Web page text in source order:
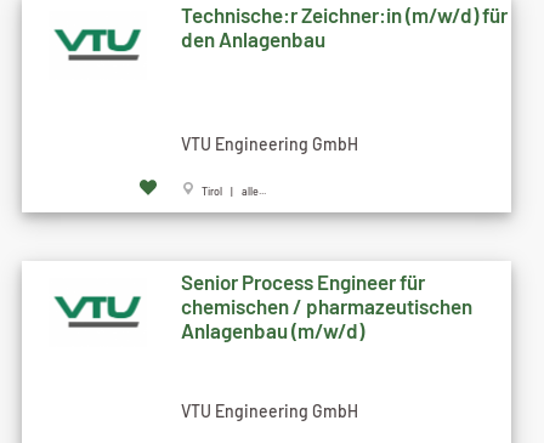
Technische:r Zeichner:in (m/w/d) für
den Anlagenbau
VTU Engineering GmbH
Tirol | alle...
Senior Process Engineer für
chemischen / pharmazeutischen
Anlagenbau (m/w/d)
VTU Engineering GmbH